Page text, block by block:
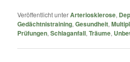
Veröffentlicht unterArteriosklerose,
Gedächtnistraining,Gesundheit,
Prüfungen,Schlaganfall,Träume,